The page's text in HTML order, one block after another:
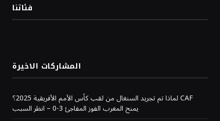
فئاتنا
المشاركات الاخيرة
لماذا تم تجريد السنغال من لقب كأس الأمم الأفريقية 2025؟ CAF
يمنح المغرب الفوز المفاجئ 3-0 – انظر السبب